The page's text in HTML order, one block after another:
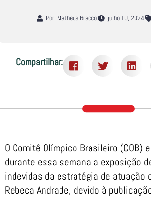
Por: Matheus Bracco julho 10, 2024
Compartilhar:
O Comitê Olímpico Brasileiro (COB)
durante essa semana a exposição
indevidas da estratégia de atuação
Rebeca Andrade, devido à